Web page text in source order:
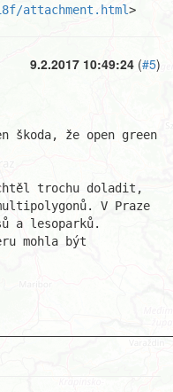
attachment.html>
9.2.2017 10:49:24 (#5)
škoda, že open green
chtěl trochu doladit,
V Praze
a lesoparků.
mohla být